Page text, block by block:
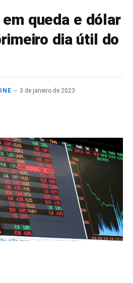
queda e dólar
dia útil do
3 de janeiro de 2023